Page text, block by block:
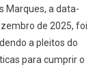
Marques, a data-
de 2025, foi
a pleitos do
para cumprir o